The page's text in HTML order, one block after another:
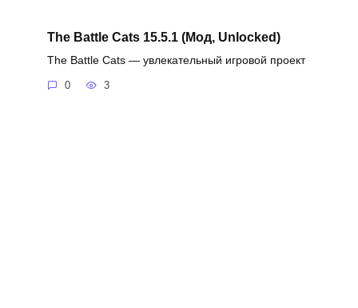
The Battle Cats 15.5.1 (Мод, Unlocked)
The Battle Cats — увлекательный игровой проект
0 3